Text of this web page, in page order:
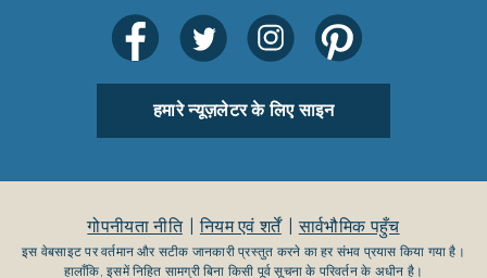
हमारे न्यूज़लेटर के लिए साइन
गोपनीयता नीति नियम एवं शर्तें सार्वभौमिक पहुँच
इस वेबसाइट पर वर्तमान और सटीक जानकारी प्रस्तुत करने का हर संभव प्रयास किया गया है।
हालाँकि, इसमें निहित सामग्री बिना किसी पूर्व सूचना के परिवर्तन के अधीन है।